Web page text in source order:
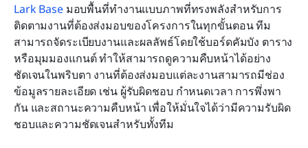
Lark Base มอบพื้นที่ทำงานแบบภาพที่ทรงพลังสำหรับการ
ติดตามงานที่ต้องส่งมอบของโครงการในทุกขั้นตอน ทีม
สามารถจัดระเบียบงานและผลลัพธ์โดยใช้บอร์ดคัมบัง ตาราง
หรือมุมมองแกนต์ ทำให้สามารถดูความคืบหน้าได้อย่าง
ชัดเจนในพริบตา งานที่ต้องส่งมอบแต่ละงานสามารถมีช่อง
ข้อมูลรายละเอียด เช่น ผู้รับผิดชอบ กำหนดเวลา การพึ่งพา
กัน และสถานะความคืบหน้า เพื่อให้มั่นใจได้ว่ามีความรับผิด
ชอบและความชัดเจนสำหรับทั้งทีม